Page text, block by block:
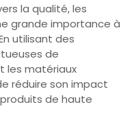
la qualité, les
grande importance à
utilisant des
de
les matériaux
réduire son impact
de haute